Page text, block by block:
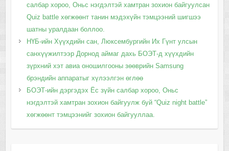
салбар хороо, Оньс нэгдэлтэй хамтран зохион байгуулсан
Quiz battle хөгжөөнт танин мэдэхүйн тэмцээний шигшээ
шатны уралдаан боллоо.
НҮБ-ийн Хүүхдийн сан, Люксембургийн Их Гүнт улсын
санхүүжилтээр Дорнод аймаг дахь БОЭТ-д хүүхдийн
зүрхний хэт авиа оношилгооны зөөврийн Samsung
брэндийн аппаратыг хүлээлгэн өглөө
БОЭТ-ийн дэргэдэх Ёс зүйн салбар хороо, Оньс
нэгдэлтэй хамтран зохион байгуулж буй “Quiz night battle”
хөгжөөнт тэмцээнийг зохион байгууллаа.